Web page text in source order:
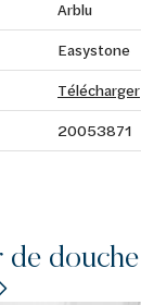
Arblu
Easystone
Télécharger
20053871
de douche